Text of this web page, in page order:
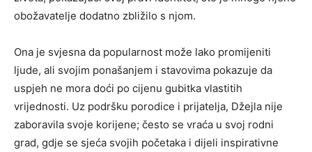
obožavatelje dodatno zbližilo s njom.
Ona je svjesna da popularnost može lako promijeniti
ljude, ali svojim ponašanjem i stavovima pokazuje da
uspjeh ne mora doći po cijenu gubitka vlastitih
vrijednosti. Uz podršku porodice i prijatelja, Džejla nije
zaboravila svoje korijene; često se vraća u svoj rodni
grad, gdje se sjeća svojih početaka i dijeli inspirativne